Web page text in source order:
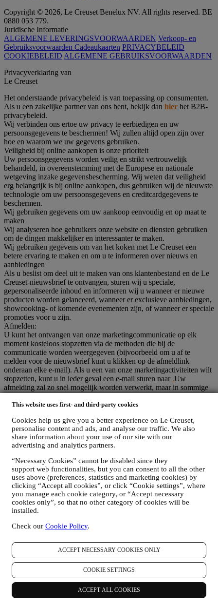
This website uses first- and third-party cookies
Cookies help us give you a better experience on Le Creuset,
personalise content and ads, and analyse our traffic. We also
share information about your use of our site with our
advertising and analytics partners.
“Necessary Cookies” cannot be disabled since they
support web functionalities, but you can consent to all the other
uses above (preferences, statistics and marketing cookies) by
clicking “Accept all cookies”, or click “Cookie settings”, where
you manage each cookie category, or “Accept necessary
cookies only”, so that no other category of cookies will be
installed.
Check our Cookie Policy.
ACCEPT NECESSARY COOKIES ONLY
COOKIE SETTINGS
ACCEPT ALL COOKIES
Copyright © 2026, Le Creuset Benelux NV. All rights reserved. BE
0880 053 779.
Juridische Informatie
ALGEMENE LEVERINGSVOORWAARDEN Verkoop- en
Gebruiksvoorwaarden Cadeaukaarten PRIVACYBELEID
COOKIEBELEID ALGEMENE GEBRUIKSVOORWAARDEN
Privacyverklaring van
Le Creuset
Het onderstaande privacybeleid is van toepassing op consumenten.
Als u een zakelijke partner van ons bent, bekijk dan hier het B2B-
privacybeleid.
Wij verbinden ons ertoe uw privacy te eerbiedigen en uw
persoonsgegevens te beschermen! Wij zullen altijd open zijn over
hoe en waarom we uw gegevens gebruiken.
Veiligheid bij online aankopen is onze prioriteit
Uw persoonsgegevens worden veilig en strikt vertrouwelijk
behandeld, in overeenstemming met de Europese en nationale
wetgeving inzake gegevensbescherming. Wij weten dat veiligheid
erg belangrijk is bij online aankopen, dus gebruiken wij de nieuwste
technologie om uw persoonsgegevens en creditcardgegevens te
beschermen.
Wij gebruiken gegevens om uw aankoop eenvoudig en op maat te
maken
Wij analyseren hoe gebruikers onze website en diensten gebruiken
om de dingen makkelijker en interessanter te maken.
Wij gebruiken gegevens om van het koken met Le Creuset een
betere ervaring te maken en om u te informeren over nieuws en
aanbiedingen
Als u beslist om deel uit te maken van ons klantenbestand en de Le
Creuset-nieuwsbrief te ontvangen, sturen wij u speciale,
gepersonaliseerde inhoud en informeren wij u wanneer er nieuwe
producten worden gelanceerd, wanneer er exclusieve aanbiedingen,
showcooking- of komende evenementen zijn, of wanneer er speciale
promoties voor u zijn.
Afmelden:
U kunt het ontvangen van onze marketingcommunicatie op elk
moment kosteloos stopzetten via de methoden die bij de
communicatie worden weergegeven (bijvoorbeeld om u af te
melden voor de nieuwsbrief kunt u klikken op de afmeldlink
onderaan elke e-mail). Als u een van onze marketingactiviteiten wilt
stopzetten, kunt u in ieder geval een e-mail sturen naar .Uw
afmelding zal zo snel mogelijk worden verwerkt, maar in sommige
afmelding volledig is verwerkt.
Vergeet niet dat u de controle hebt over uw gegevens en dat u uw
voorkeuren te allen tijde kunt beheren. U kunt erop rekenen dat wij
uw gegevens nooit zonder uw toestemming aan derden zullen
doorgeven voor hun eigen marketingdoeleinden. Voor informatie of
om uw privacyrechten uit te oefenen, kunt u ons mailen op
privacy@lecreuset.comom ons te laten weten waar wij u mee van
dienst kunnen zijn en wij zullen tijdig reageren.
Volledige Privacyverklaring van Le Creuset
Le Creuset verbindt zich ertoe uw persoonsgegevens en uw privacy
te beschermen en in deze verklaring wordt uitgelegd hoe wij uw
persoonsgegevens verzamelen en verwerken in overeenstemming
van de EU Algemene Verordening Gegevensbescherming
toepassing is in uw land, gebied of locatie (de
"Gegevensbeschermingswetten").
1. WANNEER EN WELK SOORT GEGEVENS VERZAMELEN WIJ
VAN U?
“Persoonsgegevens” betekent alle informatie met betrekking tot u en
die ons in staat stelt om u te identificeren, hetzij rechtstreeks of in
combinatie met andere informatie.